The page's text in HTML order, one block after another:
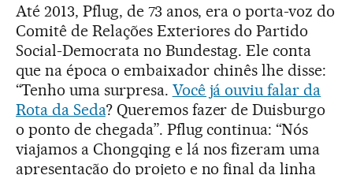
Até 2013, Pflug, de 73 anos, era o porta-voz do
Comitê de Relações Exteriores do Partido
Social-Democrata no Bundestag. Ele conta
que na época o embaixador chinês lhe disse:
“Tenho uma surpresa. Você já ouviu falar da
Rota da Seda? Queremos fazer de Duisburgo
o ponto de chegada”. Pflug continua: “Nós
viajamos a Chongqing e lá nos fizeram uma
apresentação do projeto e no final da linha